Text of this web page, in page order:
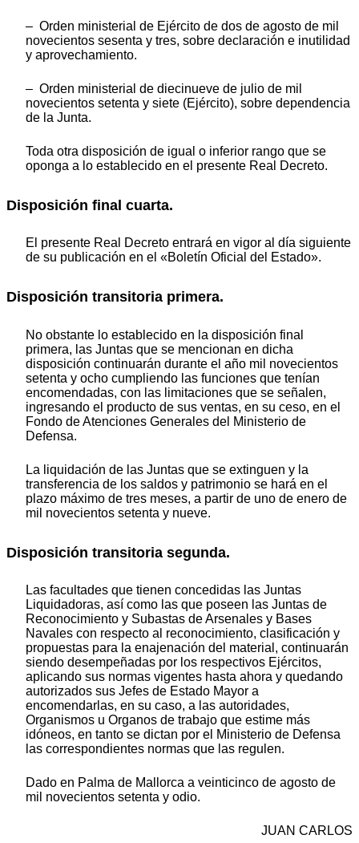
– Orden ministerial de Ejército de dos de agosto de mil
novecientos sesenta y tres, sobre declaración e inutilidad
y aprovechamiento.
– Orden ministerial de diecinueve de julio de mil
novecientos setenta y siete (Ejército), sobre dependencia
de la Junta.
Toda otra disposición de igual o inferior rango que se
oponga a lo establecido en el presente Real Decreto.
Disposición final cuarta.
El presente Real Decreto entrará en vigor al día siguiente
de su publicación en el «Boletín Oficial del Estado».
Disposición transitoria primera.
No obstante lo establecido en la disposición final
primera, las Juntas que se mencionan en dicha
disposición continuarán durante el año mil novecientos
setenta y ocho cumpliendo las funciones que tenían
encomendadas, con las limitaciones que se señalen,
ingresando el producto de sus ventas, en su ceso, en el
Fondo de Atenciones Generales del Ministerio de
Defensa.
La liquidación de las Juntas que se extinguen y la
transferencia de los saldos y patrimonio se hará en el
plazo máximo de tres meses, a partir de uno de enero de
mil novecientos setenta y nueve.
Disposición transitoria segunda.
Las facultades que tienen concedidas las Juntas
Liquidadoras, así como las que poseen las Juntas de
Reconocimiento y Subastas de Arsenales y Bases
Navales con respecto al reconocimiento, clasificación y
propuestas para la enajenación del material, continuarán
siendo desempeñadas por los respectivos Ejércitos,
aplicando sus normas vigentes hasta ahora y quedando
autorizados sus Jefes de Estado Mayor a
encomendarlas, en su caso, a las autoridades,
Organismos u Organos de trabajo que estime más
idóneos, en tanto se dictan por el Ministerio de Defensa
las correspondientes normas que las regulen.
Dado en Palma de Mallorca a veinticinco de agosto de
mil novecientos setenta y odio.
JUAN CARLOS